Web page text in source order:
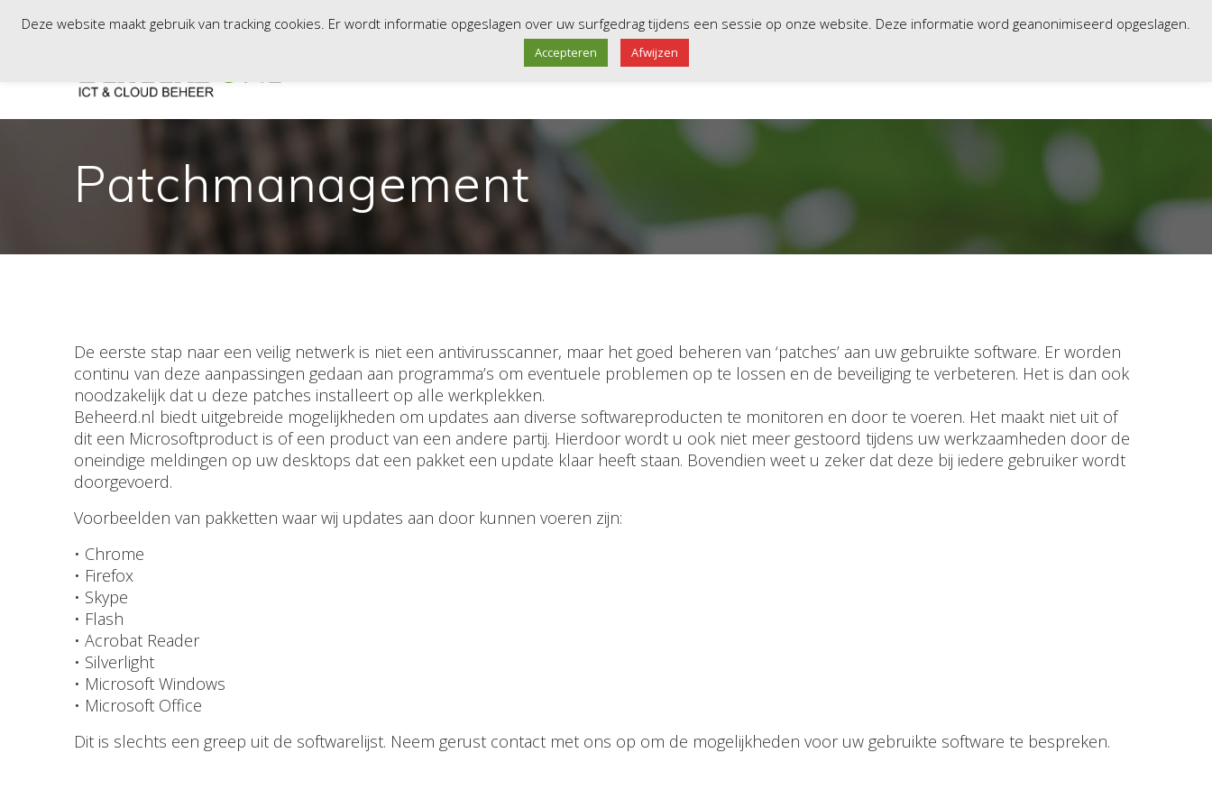
Vaartweg 81B, 8243PD, Lelystad / Tinstraat 103, 2984AN, Ridderkerk 088-1000987 info@beheerd.nl
Patchmanagement
De eerste stap naar een veilig netwerk is niet een antivirusscanner, maar het goed beheren van ‘patches’ aan uw gebruikte software. Er worden
continu van deze aanpassingen gedaan aan programma’s om eventuele problemen op te lossen en de beveiliging te verbeteren. Het is dan ook
noodzakelijk dat u deze patches installeert op alle werkplekken.
Beheerd.nl biedt uitgebreide mogelijkheden om updates aan diverse softwareproducten te monitoren en door te voeren. Het maakt niet uit of
dit een Microsoftproduct is of een product van een andere partij. Hierdoor wordt u ook niet meer gestoord tijdens uw werkzaamheden door de
oneindige meldingen op uw desktops dat een pakket een update klaar heeft staan. Bovendien weet u zeker dat deze bij iedere gebruiker wordt
doorgevoerd.
Voorbeelden van pakketten waar wij updates aan door kunnen voeren zijn:
• Chrome
• Firefox
• Skype
• Flash
• Acrobat Reader
• Silverlight
• Microsoft Windows
• Microsoft Office
Dit is slechts een greep uit de softwarelijst. Neem gerust contact met ons op om de mogelijkheden voor uw gebruikte software te bespreken.
Deze website maakt gebruik van tracking cookies. Er wordt informatie opgeslagen over uw surfgedrag tijdens een sessie op onze website. Deze informatie word geanonimiseerd opgeslagen.
Accepteren Afwijzen